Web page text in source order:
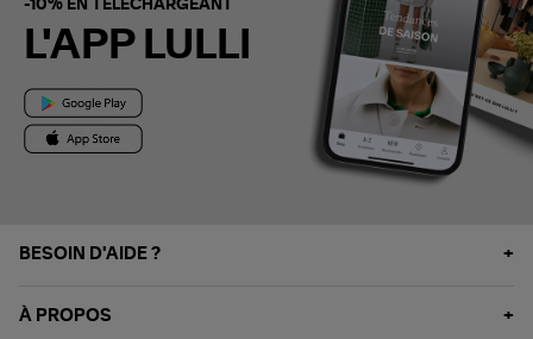
-10% EN TÉLÉCHARGEANT
L'APP LULLI
BESOIN D'AIDE ?
À PROPOS